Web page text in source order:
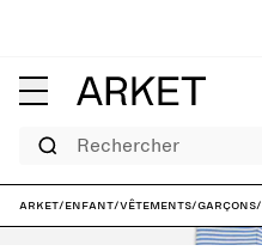
Rechercher
ARKET/Enfant/Vêtements/Garçons/